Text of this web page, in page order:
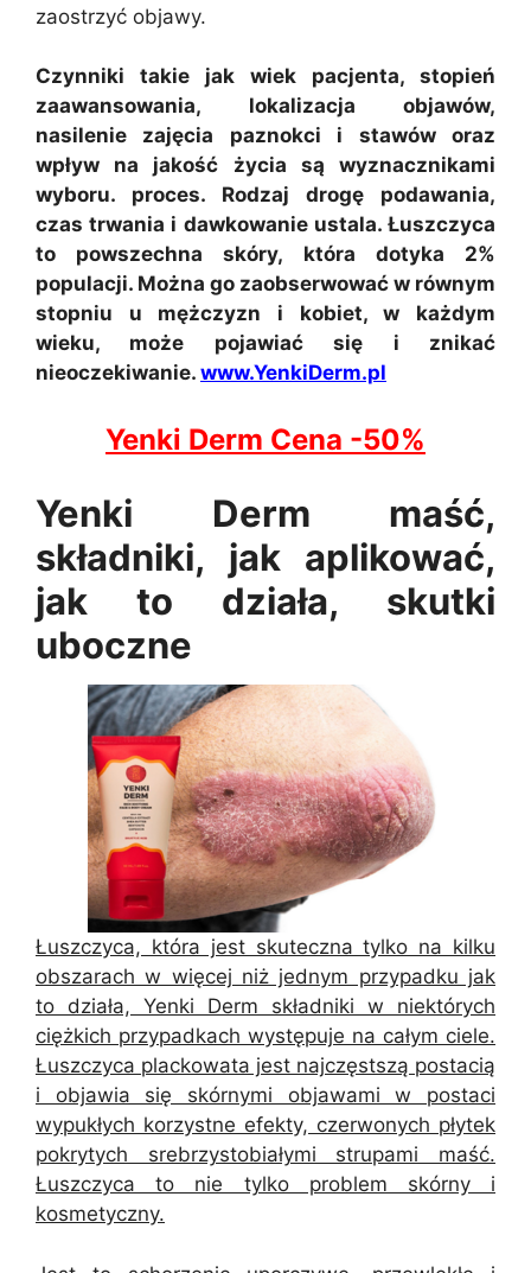
zaostrzyć objawy.
Czynniki takie jak wiek pacjenta, stopień
zaawansowania, lokalizacja objawów,
nasilenie zajęcia paznokci i stawów oraz
wpływ na jakość życia są wyznacznikami
wyboru. proces. Rodzaj drogę podawania,
czas trwania i dawkowanie ustala. Łuszczyca
to powszechna skóry, która dotyka 2%
populacji. Można go zaobserwować w równym
stopniu u mężczyzn i kobiet, w każdym
wieku, może pojawiać się i znikać
nieoczekiwanie. www.YenkiDerm.pl
Yenki Derm Cena -50%
Yenki Derm maść,
składniki, jak aplikować,
jak to działa, skutki
uboczne
Łuszczyca, która jest skuteczna tylko na kilku
obszarach w więcej niż jednym przypadku jak
to działa, Yenki Derm składniki w niektórych
ciężkich przypadkach występuje na całym ciele.
Łuszczyca plackowata jest najczęstszą postacią
i objawia się skórnymi objawami w postaci
wypukłych korzystne efekty, czerwonych płytek
pokrytych srebrzystobiałymi strupami maść.
Łuszczyca to nie tylko problem skórny i
kosmetyczny.